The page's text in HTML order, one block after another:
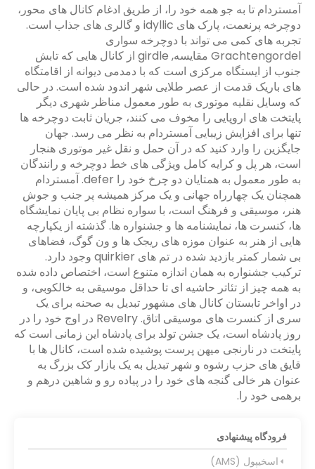
آمستردام تا به جو همه خود را، از طریق ادغام کانال های محور،
دوچرخه پرنعمت، پارک های idyllic و گالری های جذاب است.
تجربه های کمی می تواند با دوچرخه سواری
Grachtengordel مقایسه, girdle از کانال هایی که تابش
جنوب از ایستگاه مرکزی است که با دمدمی دیوانه از اقامتگاه
های باریک قدمت از عصر طلایی شهر اندود شده است. در حالی
که وسایل نقلیه موتوری به طور معمول مناظر شهری دیگر
پایتخت های اروپایی را مخوف می کنند، جریان ثابت دوچرخه ها
تنها برای افزایش زیبایی آمستردام به نظر می رسد. جهان
جایگزین را وارد کنید که در آن حمل و نقل غیر موتوری هنجار
است، هر پل و کرایه کامل ویژگی های خط دوچرخه و رانندگان
به طور معمول به همتایان دو چرخ خود را defer. آمستردام
همچنان یک چهارراه جهانی و یک مرکز همیشه پر جنب و جوش
هنر، موسیقی و فرهنگ است، با سواره نظام بی پایان نمایشگاه
ها، کنسرت ها، نمایشنامه ها و جشنواره ها. گذشته از یکپارچه
هایی از هنر به عنوان موزه های ریجک ها و ون گوگ، فضاهای
بی شمار کمتر بازدید شده در تم های quirkier وجود دارد.
ترکیب جشنواره به همان اندازه متنوع است، اختصاص داده شده
به همه چیز از تئاتر حاشیه ای تا حداقل موسیقی به خالکوبی، و
در اواخر تابستان کانال های مشهور تبدیل به صحنه برای یک
سری از کنسرت های موسیقی اتاق. Revelry در اوج خود را در
روز پادشاه است، یک جشن تولد برای پادشاه این زمانی است که
پایتخت در نارنجی میهن پرست پوشیده شده است، کانال ها با
قایق های حزب رشوه و شهر تبدیل به یک بازار کک بزرگ به
عنوان هر خالی گنجه های خود را در پیاده رو و شاهین درهم و
برهمی خود را.
فرودگاه پیشنهادی
اسخیپول (AMS)